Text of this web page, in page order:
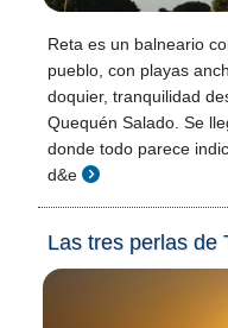
Reta es un balneario
pueblo, con playas
doquier, tranquilidad
Quequén Salado. Se
donde todo parece
d&e
Las tres perlas de